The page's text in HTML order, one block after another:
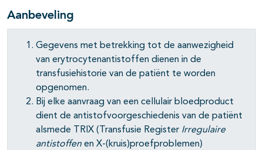
open- en dichtklappen
open- en dichtklappen
open- en dichtklappen
open- en dichtklappen
Aanbeveling
Gegevens met betrekking tot de aanwezigheid
van erytrocytenantistoffen dienen in de
transfusiehistorie van de patiënt te worden
opgenomen.
Bij elke aanvraag van een cellulair bloedproduct
dient de antistofvoorgeschiedenis van de patiënt
alsmede TRIX (Transfusie Register Irregulaire
antistoffen en X-(kruis)proefproblemen)